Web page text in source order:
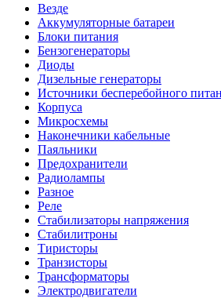
Везде
Аккумуляторные батареи
Блоки питания
Бензогенераторы
Диоды
Дизельные генераторы
Источники бесперебойного
Корпуса
Микросхемы
Наконечники кабельные
Паяльники
Предохранители
Радиолампы
Разное
Реле
Стабилизаторы напряжения
Стабилитроны
Тиристоры
Транзисторы
Трансформаторы
Электродвигатели